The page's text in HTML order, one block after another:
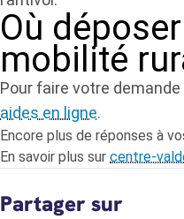
Où
mobilité
Pour faire votre demande
aides en ligne.
Encore plus de réponses à
En savoir plus sur centre-
Partager sur